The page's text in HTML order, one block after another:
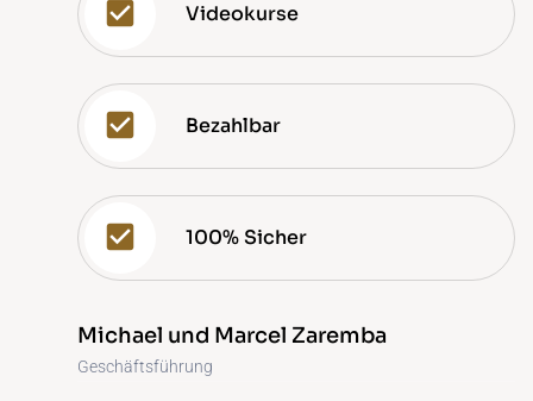
Videokurse
Bezahlbar
100% Sicher
Michael und Marcel Zaremba
Geschäftsführung